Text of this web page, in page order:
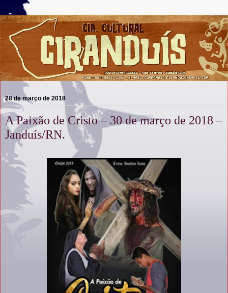
28 de março de 2018
A Paixão de Cristo – 30 de março de 2018 –
Janduís/RN.